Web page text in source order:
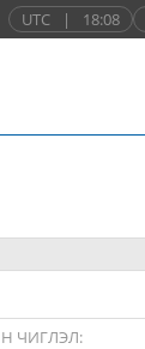
UTC | 18:08
ЧИГЛЭЛ: